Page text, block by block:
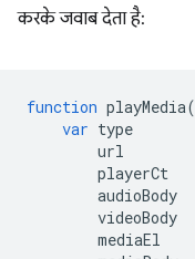
करके जवाब देता है:
function playMedia(
var type
url
playerCt
audioBody
videoBody
mediaEl